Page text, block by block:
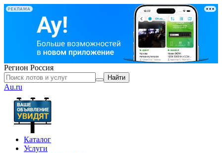
РЕКЛАМА
Регион Россия
Найти
Au.ru
Каталог
Услуги